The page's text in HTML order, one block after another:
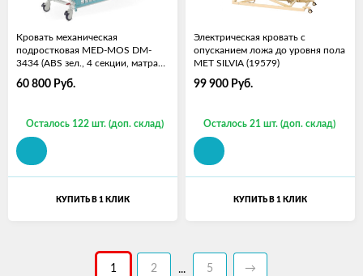
Кровать механическая
подростковая MED-MOS DM-
3434 (ABS зел., 4 секции, матрас,
60 800 Руб.
Осталось 122 шт. (доп. склад)
КУПИТЬ В 1 КЛИК
Электрическая кровать с
опусканием ложа до уровня пола
MET SILVIA (19579)
99 900 Руб.
Осталось 21 шт. (доп. склад)
КУПИТЬ В 1 КЛИК
1 2 ... 5 →